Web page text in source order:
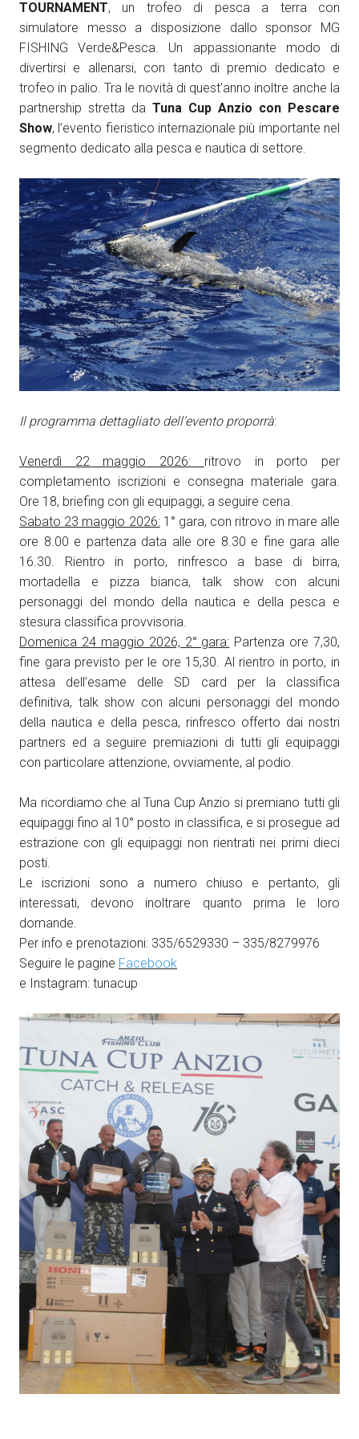
TOURNAMENT, un trofeo di pesca a terra con
simulatore messo a disposizione dallo sponsor MG
FISHING Verde&Pesca. Un appassionante modo di
divertirsi e allenarsi, con tanto di premio dedicato e
trofeo in palio. Tra le novità di quest’anno inoltre anche la
partnership stretta da Tuna Cup Anzio con Pescare
Show, l’evento fieristico internazionale più importante nel
segmento dedicato alla pesca e nautica di settore.
Il programma dettagliato dell’evento proporrà:
Venerdì 22 maggio 2026: ritrovo in porto per
completamento iscrizioni e consegna materiale gara.
Ore 18, briefing con gli equipaggi, a seguire cena.
Sabato 23 maggio 2026:1° gara, con ritrovo in mare alle
ore 8.00 e partenza data alle ore 8.30 e fine gara alle
16.30. Rientro in porto, rinfresco a base di birra,
mortadella e pizza bianca, talk show con alcuni
personaggi del mondo della nautica e della pesca e
stesura classifica provvisoria.
Domenica 24 maggio 2026, 2° gara: Partenza ore 7,30,
fine gara previsto per le ore 15,30. Al rientro in porto, in
attesa dell’esame delle SD card per la classifica
definitiva, talk show con alcuni personaggi del mondo
della nautica e della pesca, rinfresco offerto dai nostri
partners ed a seguire premiazioni di tutti gli equipaggi
con particolare attenzione, ovviamente, al podio.
Ma ricordiamo che al Tuna Cup Anzio si premiano tutti gli
equipaggi fino al 10° posto in classifica, e si prosegue ad
estrazione con gli equipaggi non rientrati nei primi dieci
posti.
Le iscrizioni sono a numero chiuso e pertanto, gli
interessati, devono inoltrare quanto prima le loro
domande.
Per info e prenotazioni: 335/6529330 – 335/8279976
Seguire le pagine Facebook
e Instagram: tunacup